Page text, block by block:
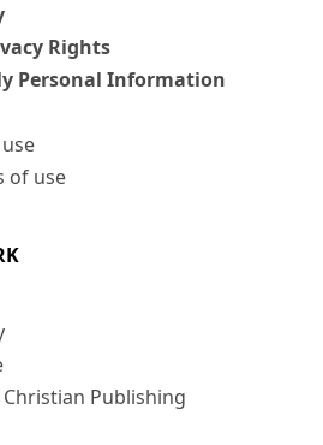
Rights
Personal Information
of use
Publishing